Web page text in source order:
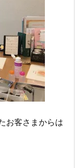
お客さまからは